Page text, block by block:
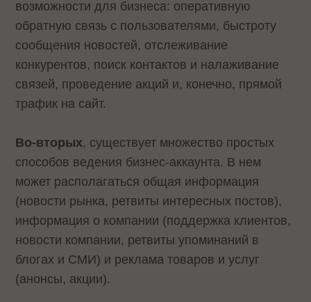
возможности для бизнеса: оперативную
обратную связь с пользователями, быстроту
сообщения новостей, отслеживание
конкурентов, поиск контактов и налаживание
связей, проведение акций и, конечно, прямой
трафик на сайт.
Во-вторых, существует множество простых
способов ведения бизнес-аккаунта. В нем
может располагаться общая информация
(новости рынка, ретвиты интересных постов),
информация о компании (поддержка клиентов,
новости компании, ретвиты упоминаний в
блогах и СМИ) и реклама товаров и услуг
(анонсы, акции).